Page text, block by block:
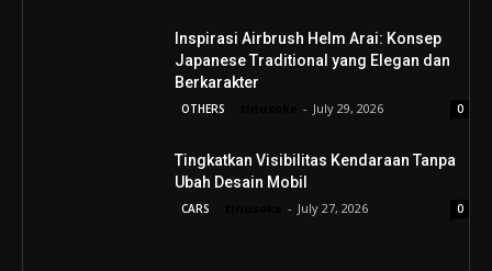
Inspirasi Airbrush Helm Arai: Konsep
Japanese Traditional yang Elegan dan
Berkarakter
OTHERS - July 29, 2026 0
Tingkatkan Visibilitas Kendaraan Tanpa
Ubah Desain Mobil
CARS - July 27, 2026 0